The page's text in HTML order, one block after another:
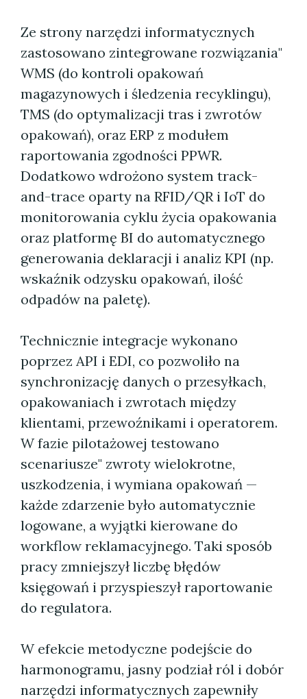
Ze strony narzędzi informatycznych
zastosowano zintegrowane rozwiązania"
WMS (do kontroli opakowań
magazynowych i śledzenia recyklingu),
TMS (do optymalizacji tras i zwrotów
opakowań), oraz ERP z modułem
raportowania zgodności PPWR.
Dodatkowo wdrożono system track-
and-trace oparty na RFID/QR i IoT do
monitorowania cyklu życia opakowania
oraz platformę BI do automatycznego
generowania deklaracji i analiz KPI (np.
wskaźnik odzysku opakowań, ilość
odpadów na paletę).
Technicznie integracje wykonano
poprzez API i EDI, co pozwoliło na
synchronizację danych o przesyłkach,
opakowaniach i zwrotach między
klientami, przewoźnikami i operatorem.
W fazie pilotażowej testowano
scenariusze" zwroty wielokrotne,
uszkodzenia, i wymiana opakowań —
każde zdarzenie było automatycznie
logowane, a wyjątki kierowane do
workflow reklamacyjnego. Taki sposób
pracy zmniejszył liczbę błędów
księgowań i przyspieszył raportowanie
do regulatora.
W efekcie metodyczne podejście do
harmonogramu, jasny podział ról i dobór
narzędzi informatycznych zapewniły